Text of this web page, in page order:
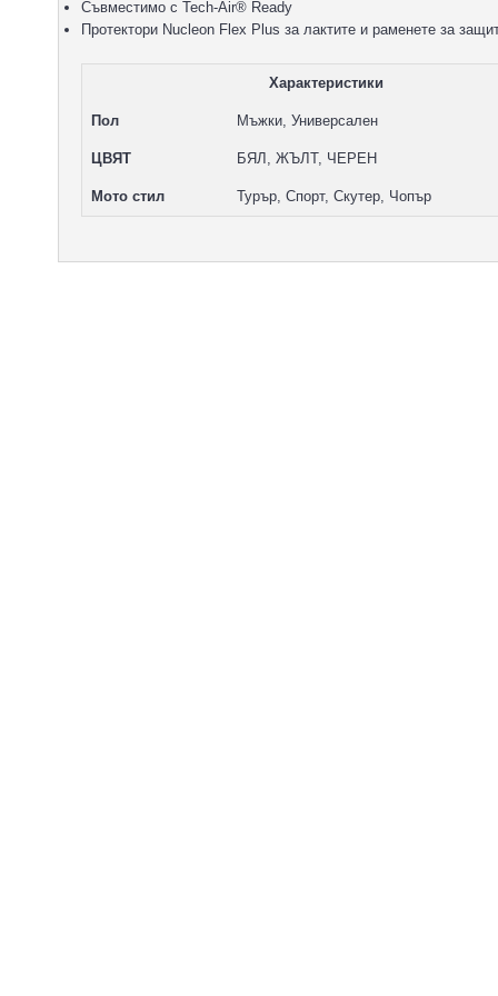
Съвместимо с Tech-Air® Ready
Протектори Nucleon Flex Plus за лактите и раменете за
Характеристики
Пол Мъжки, Универсален
ЦВЯТ БЯЛ, ЖЪЛТ, ЧЕРЕН
Мото стил Турър, Спорт, Скутер, Чопър